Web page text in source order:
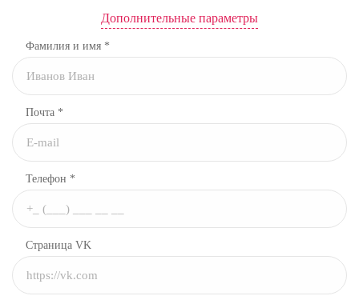
Дополнительные параметры
Фамилия и имя *
Почта *
Телефон *
Страница VK